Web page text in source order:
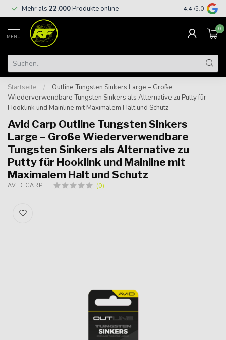
Mehr als 22.000Produkte online Kostenloser
€
4.4 /5.0
MENU
0
Startseite /
Outline Tungsten Sinkers Large – Große
Wiederverwendbare Tungsten Sinkers als Alternative zu Putty für
Hooklink und Mainline mit Maximalem Halt und Schutz
Avid Carp Outline Tungsten Sinkers
Large – Große Wiederverwendbare
Tungsten Sinkers als Alternative zu
Putty für Hooklink und Mainline mit
Maximalem Halt und Schutz
AVID CARP (0)